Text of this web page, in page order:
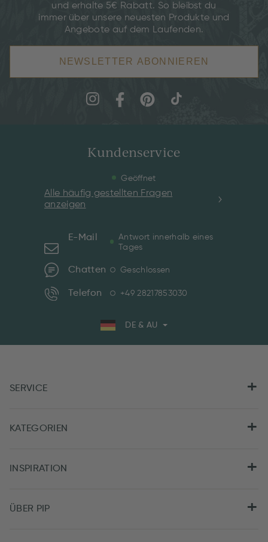
und erhalte 5€ Rabatt. So bleibst du
immer über unsere neuesten Produkte und
Angebote auf dem Laufenden.
NEWSLETTER ABONNIEREN
Kundenservice
Geöffnet
Alle häufig gestellten Fragen
anzeigen
E-Mail
Antwort innerhalb eines
Tages
Chatten Geschlossen
Telefon +49 28217853030
DE & AU
SERVICE
KATEGORIEN
INSPIRATION
ÜBER PIP